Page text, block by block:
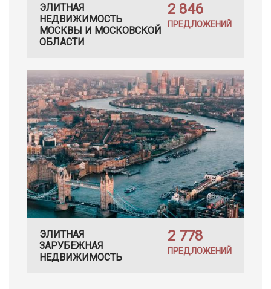
ЭЛИТНАЯ
НЕДВИЖИМОСТЬ
МОСКВЫ И МОСКОВСКОЙ
ОБЛАСТИ
2 846
ПРЕДЛОЖЕНИЙ
ЭЛИТНАЯ
ЗАРУБЕЖНАЯ
НЕДВИЖИМОСТЬ
2 778
ПРЕДЛОЖЕНИЙ